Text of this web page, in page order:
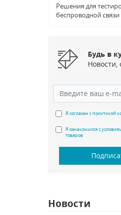
Решения для
беспроводной связи
Будь в
Новости,
Я согласен с политикой
Я ознакомился с
товаров
Новости